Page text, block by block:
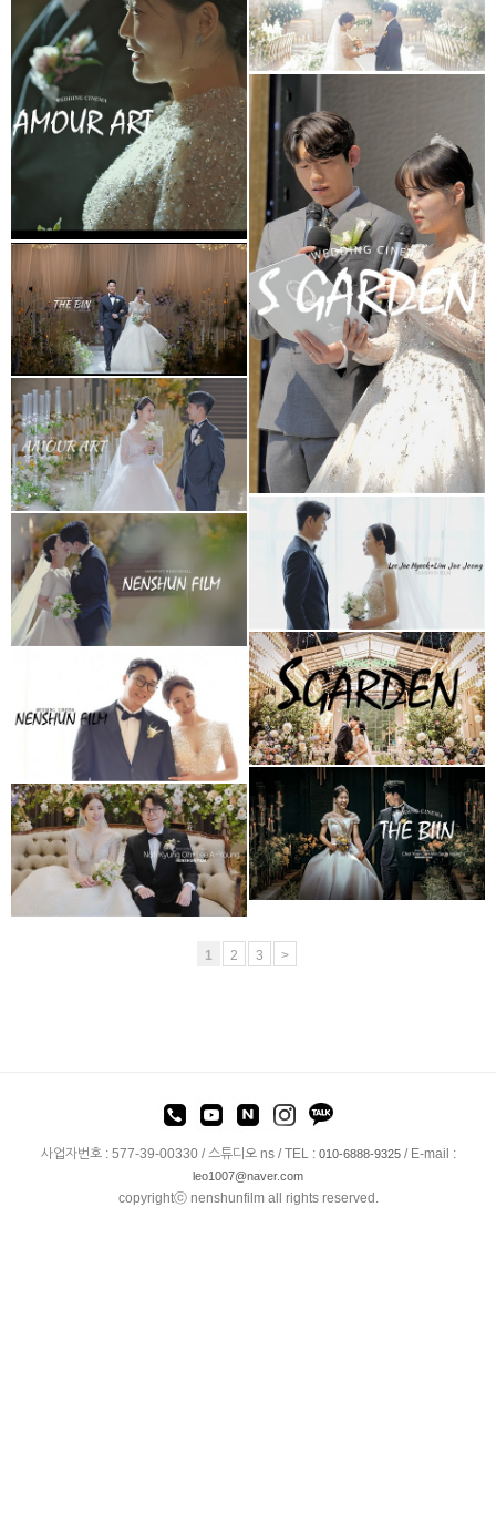
아모르아트웨딩컨벤션
대표2인촬영
(프리미엄추가상품)
셀레나하우스웨딩홀
S가든웨딩홀
더빈웨딩컨벤션
가드니아홀(대표촬영)
아모르아트웨딩홀
아모르홀
더빈웨딩컨벤션
(대표2인프리미엄)
아모르아트웨딩컨벤션
아모르홀1인3캠
청주 S가든웨딩홀
(대표촬영)
청주 더빈웨딩컨벤션
가드니아홀(대표촬영)
청주 더빈웨딩컨벤션
가드니아 (대표촬영)
더빈 웨딩컨벤션
그랜드볼륨 (대표촬영)
1 2 3 >
사업자번호 : 577-39-00330 / 스튜디오 ns / TEL : 010-6888-9325/ E-mail :
leo1007@naver.com
copyrightⓒ nenshunfilm all rights reserved.